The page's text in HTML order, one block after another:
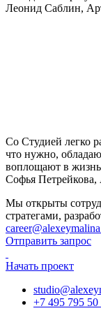
Леонид Саблин,
Со Студией легко
что нужно,
воплощают в жизнь
Софья Петрейкова,
Мы открыты
стратегами,
Отправить запрос
Начать проект
+7 495 795 50